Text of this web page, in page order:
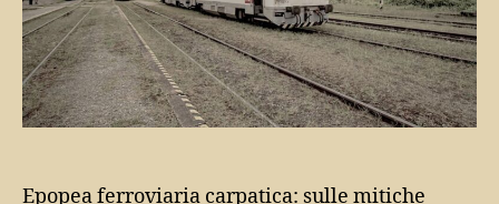
Epopea ferroviaria carpatica: sulle mitiche